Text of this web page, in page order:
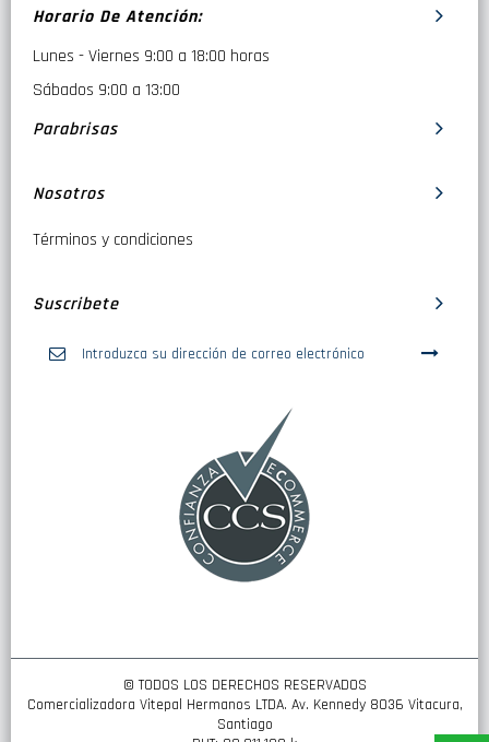
Horario De Atención:
Lunes - Viernes 9:00 a 18:00 horas
Sábados 9:00 a 13:00
Parabrisas
Nosotros
Términos y condiciones
Suscribete
© TODOS LOS DERECHOS RESERVADOS
Comercializadora Vitepal Hermanos LTDA. Av. Kennedy 8036 Vitacura,
Santiago